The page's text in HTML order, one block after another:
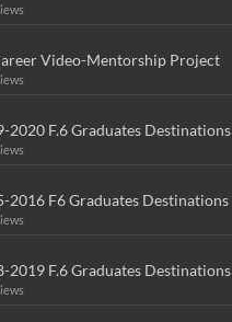
Video-Mentorship Project
2020 F.6 Graduates Destinations
2016 F6 Graduates Destinations
2019 F.6 Graduates Destinations